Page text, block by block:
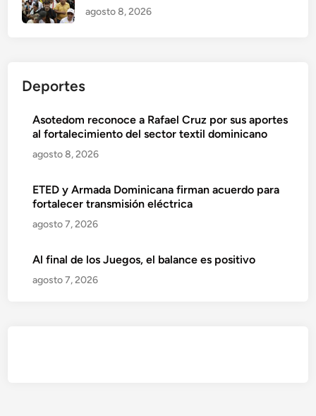
agosto 8, 2026
Deportes
Asotedom reconoce a Rafael Cruz por sus aportes
al fortalecimiento del sector textil dominicano
agosto 8, 2026
ETED y Armada Dominicana firman acuerdo para
fortalecer transmisión eléctrica
agosto 7, 2026
Al final de los Juegos, el balance es positivo
agosto 7, 2026